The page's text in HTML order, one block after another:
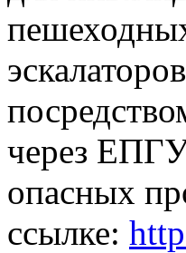
через ЕПГУ
опасных
ссылке: